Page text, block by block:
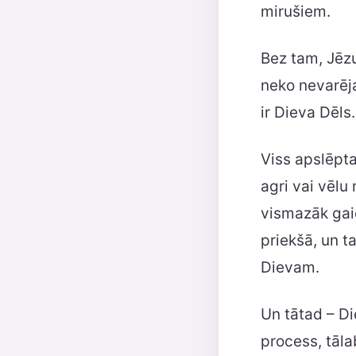
mirušiem.
Bez tam,
neko
ir Dieva Dēls.
Viss
agri vai vēlu
vismazāk
priekšā, un
Dievam.
Un tātad –
process,